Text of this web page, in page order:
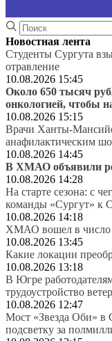
Новостная лента
Студенты Сургута
отравление
10.08.2026 15:45
Около 650 тысяч
онкологией, чтобы
10.08.2026 15:15
Врачи Ханты-
анафилактическим
10.08.2026 14:45
В ХМАО объявили
10.08.2026 14:28
На старте сезона: с
команды «Сургут» к
10.08.2026 14:18
ХМАО вошел в число
10.08.2026 13:45
Какие локации
10.08.2026 13:18
В Югре
трудоустройство
10.08.2026 12:47
Мост «Звезда Оби» в
подсветку за